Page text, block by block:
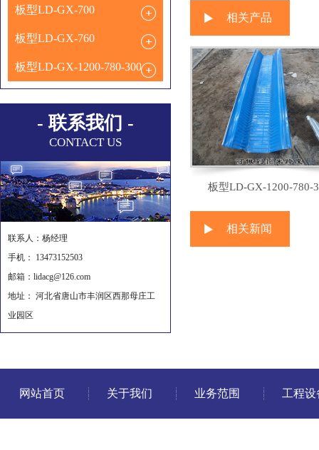
板型LD-GX-700
板型LD-GX-760
板型LD-GX-1200-780-300
- 联系我们 -
CONTACT US
联系人：杨经理
手机： 13473152503
邮箱：lidacg@126.com
地址： 河北省唐山市丰润区西那母庄工
业园区
相关产品
板型LD-GX-1200-780-
相关新闻
网站首页 关于我们 业务范围 工程设